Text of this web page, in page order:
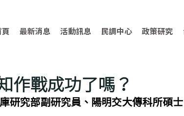
最新消息 活動訊息 民調中心 政策研究
作戰成功了嗎？
研究部副研究員、陽明交大傳科所碩士